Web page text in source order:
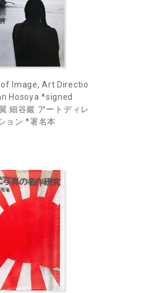
Image, Art Directio
Hosoya *signed
細谷巖 アートディレ
ョン *署名本